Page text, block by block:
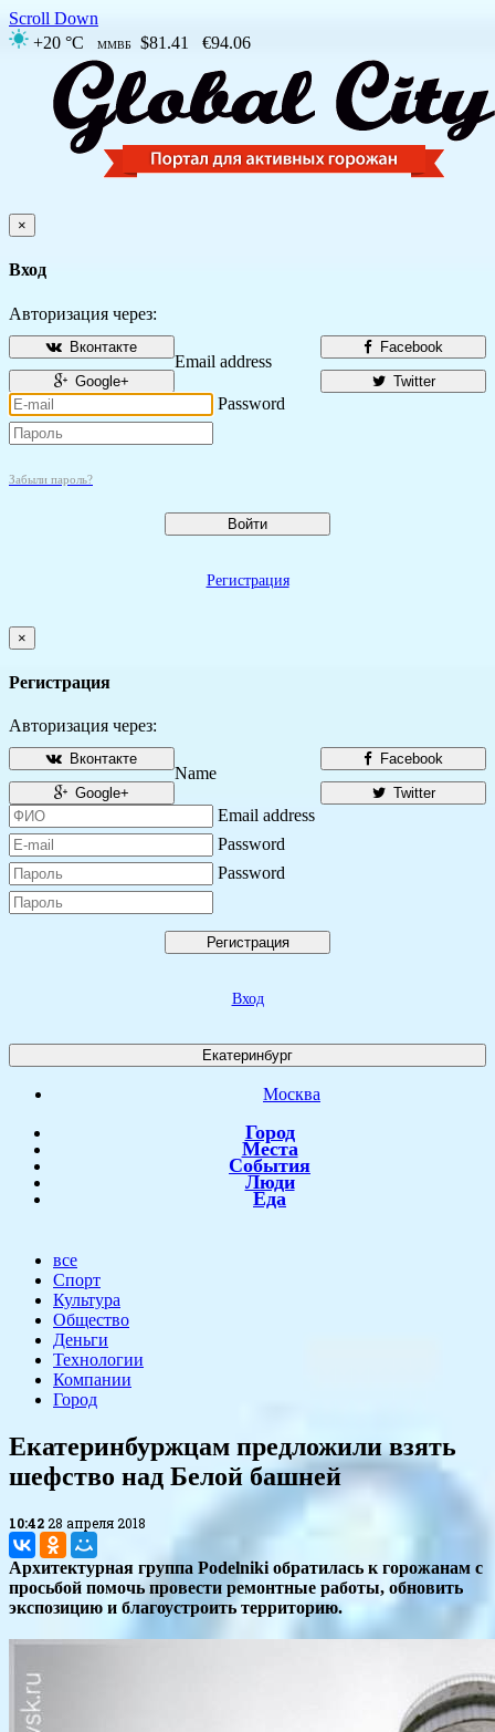
Scroll Down
+20 °C
ММВБ $81.41 €94.06
×
Вход
Авторизация через:
Facebook
Вконтакте
Twitter
Google+
Email address
Password
Забыли пароль?
Войти
Регистрация
×
Регистрация
Авторизация через:
Facebook
Вконтакте
Twitter
Google+
Name
Email address
Password
Password
Регистрация
Вход
Екатеринбург
Москва
Город
Места
События
Люди
Еда
все
Спорт
Культура
Общество
Деньги
Технологии
Компании
Город
Екатеринбуржцам предложили взять
шефство над Белой башней
10:4228 апреля 2018
Архитектурная группа Podelniki обратилась к горожанам с
просьбой помочь провести ремонтные работы, обновить
экспозицию и благоустроить территорию.